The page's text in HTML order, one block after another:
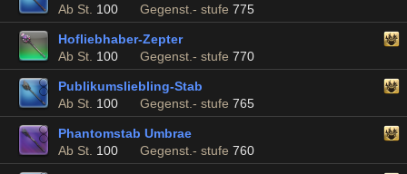
Ab St. 100 Gegenst.- stufe 775
Hofliebhaber-Zepter
Ab St. 100 Gegenst.- stufe 770
Publikumsliebling-Stab
Ab St. 100 Gegenst.- stufe 765
Phantomstab Umbrae
Ab St. 100 Gegenst.- stufe 760